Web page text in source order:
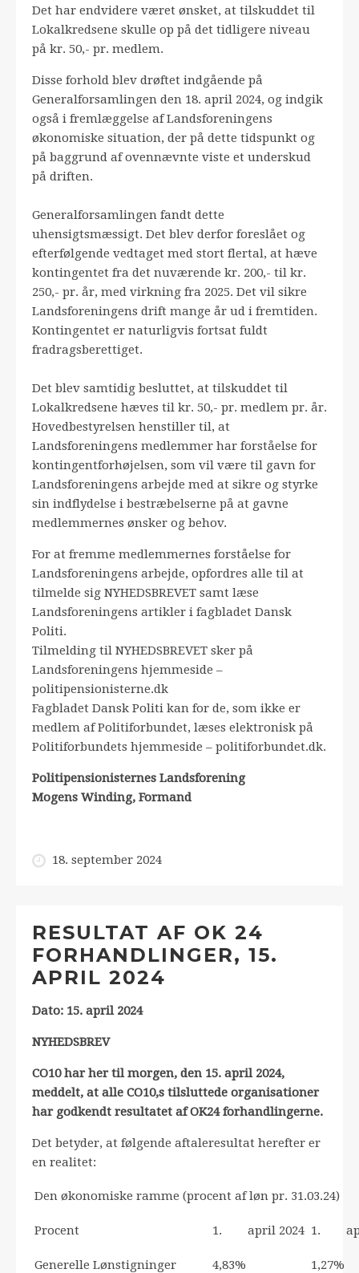
Det har endvidere været ønsket, at tilskuddet til
Lokalkredsene skulle op på det tidligere niveau
på kr. 50,- pr. medlem.
Disse forhold blev drøftet indgående på
Generalforsamlingen den 18. april 2024, og indgik
også i fremlæggelse af Landsforeningens
økonomiske situation, der på dette tidspunkt og
på baggrund af ovennævnte viste et underskud
på driften.
Generalforsamlingen fandt dette
uhensigtsmæssigt. Det blev derfor foreslået og
efterfølgende vedtaget med stort flertal, at hæve
kontingentet fra det nuværende kr. 200,- til kr.
250,- pr. år, med virkning fra 2025. Det vil sikre
Landsforeningens drift mange år ud i fremtiden.
Kontingentet er naturligvis fortsat fuldt
fradragsberettiget.
Det blev samtidig besluttet, at tilskuddet til
Lokalkredsene hæves til kr. 50,- pr. medlem pr. år.
Hovedbestyrelsen henstiller til, at
Landsforeningens medlemmer har forståelse for
kontingentforhøjelsen, som vil være til gavn for
Landsforeningens arbejde med at sikre og styrke
sin indflydelse i bestræbelserne på at gavne
medlemmernes ønsker og behov.
For at fremme medlemmernes forståelse for
Landsforeningens arbejde, opfordres alle til at
tilmelde sig NYHEDSBREVET samt læse
Landsforeningens artikler i fagbladet Dansk
Politi.
Tilmelding til NYHEDSBREVET sker på
Landsforeningens hjemmeside –
politipensionisterne.dk
Fagbladet Dansk Politi kan for de, som ikke er
medlem af Politiforbundet, læses elektronisk på
Politiforbundets hjemmeside – politiforbundet.dk.
Politipensionisternes Landsforening
Mogens Winding, Formand
18. september 2024
RESULTAT AF OK 24
FORHANDLINGER, 15.
APRIL 2024
Dato: 15. april 2024
NYHEDSBREV
CO10 har her til morgen, den 15. april 2024,
meddelt, at alle CO10,s tilsluttede organisationer
har godkendt resultatet af OK24 forhandlingerne.
Det betyder, at følgende aftaleresultat herefter er
en realitet:
Den økonomiske ramme (procent af løn pr. 31.03.24)
Procent 1. april 2024 1.
Generelle Lønstigninger 4,83% 1,27%